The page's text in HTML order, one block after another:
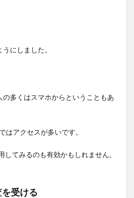
にしました。
多くはスマホからということもあ
アクセスが多いです。
てみるのも有効かもしれません。
受ける